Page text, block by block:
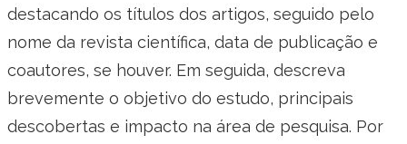
destacando os títulos dos artigos, seguido pelo
nome da revista científica, data de publicação e
coautores, se houver. Em seguida, descreva
brevemente o objetivo do estudo, principais
descobertas e impacto na área de pesquisa. Por